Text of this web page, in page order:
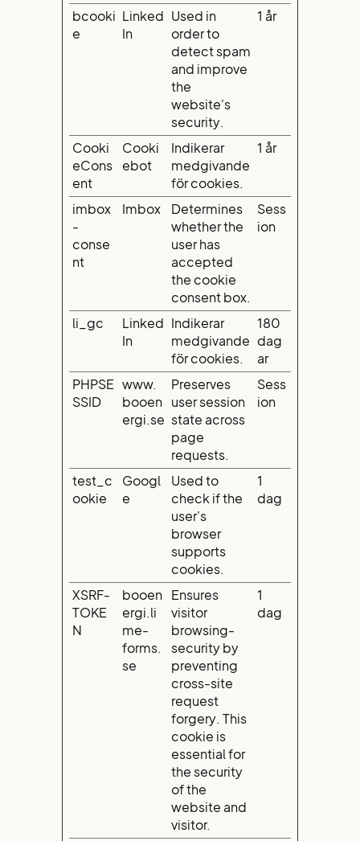
bcooki
e
Linked
In
Used in
order to
detect spam
and improve
the
website's
security.
1 år
Cooki
eCons
ent
Cooki
ebot
Indikerar
medgivande
för cookies.
1 år
imbox
-
conse
nt
Imbox
Determines
whether the
user has
accepted
the cookie
consent box.
Sess
ion
li_gc
Linked
In
Indikerar
medgivande
för cookies.
180
dag
ar
PHPSE
SSID
www.
booen
ergi.se
Preserves
user session
state across
page
requests.
Sess
ion
test_c
ookie
Googl
e
Used to
check if the
user's
browser
supports
cookies.
1
dag
XSRF-
TOKE
N
booen
ergi.li
me-
forms.
se
Ensures
visitor
browsing-
security by
preventing
cross-site
request
forgery. This
cookie is
essential for
the security
of the
website and
visitor.
1
dag